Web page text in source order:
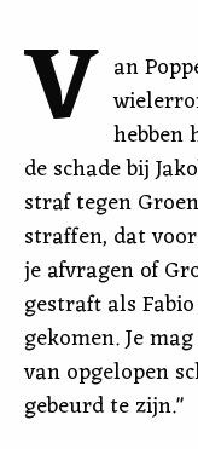
V an
hebben
de schade bij
straf tegen
straffen, dat
je afvragen of
gestraft als
gekomen. Je
van opgelopen
gebeurd te zijn."